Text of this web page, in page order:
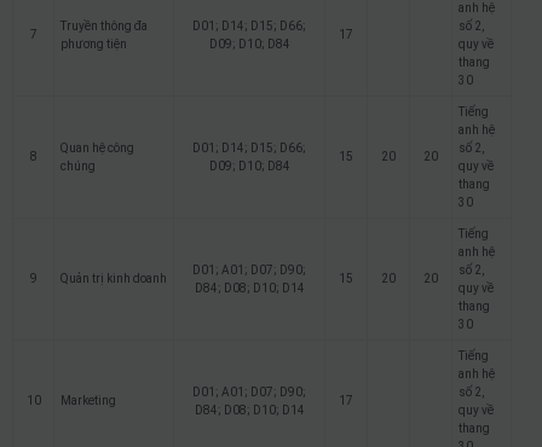
7
Truyền thông đa
phương tiện
D01; D14; D15; D66;
D09; D10; D84
17
anh hệ
số 2,
quy về
thang
30
8
Quan hệ công
chúng
D01; D14; D15; D66;
D09; D10; D84
15 20 20
Tiếng
anh hệ
số 2,
quy về
thang
30
9 Quản trị kinh doanh
D01; A01; D07; D90;
D84; D08; D10; D14
15 20 20
Tiếng
anh hệ
số 2,
quy về
thang
30
10 Marketing
D01; A01; D07; D90;
D84; D08; D10; D14
17
Tiếng
anh hệ
số 2,
quy về
thang